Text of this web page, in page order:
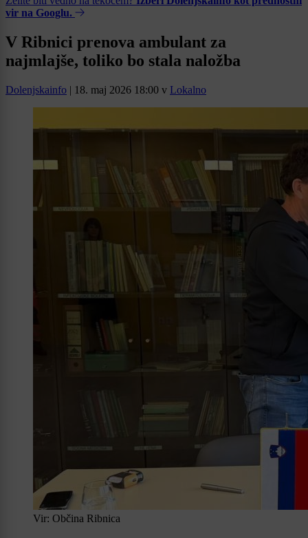
vir na Googlu.
V Ribnici prenova ambulant za
najmlajše, toliko bo stala naložba
Dolenjskainfo | 18. maj 2026 18:00 v Lokalno
Vir: Občina Ribnica